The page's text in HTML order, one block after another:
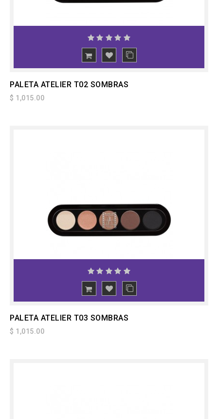
PALETA ATELIER T02 SOMBRAS
$ 1,015.00
PALETA ATELIER T03 SOMBRAS
$ 1,015.00